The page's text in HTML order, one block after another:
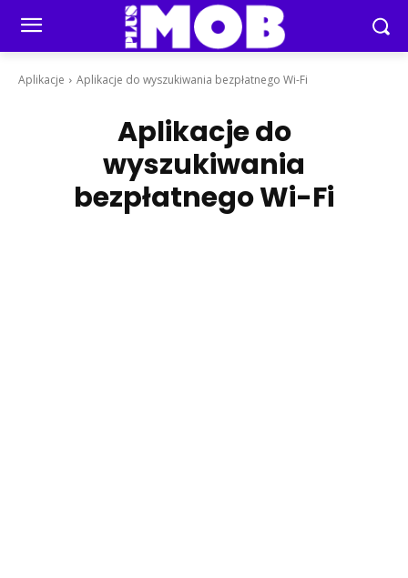
Aplikacje Aplikacje do wyszukiwania bezpłatnego Wi-Fi
Aplikacje do
wyszukiwania
bezpłatnego Wi-Fi